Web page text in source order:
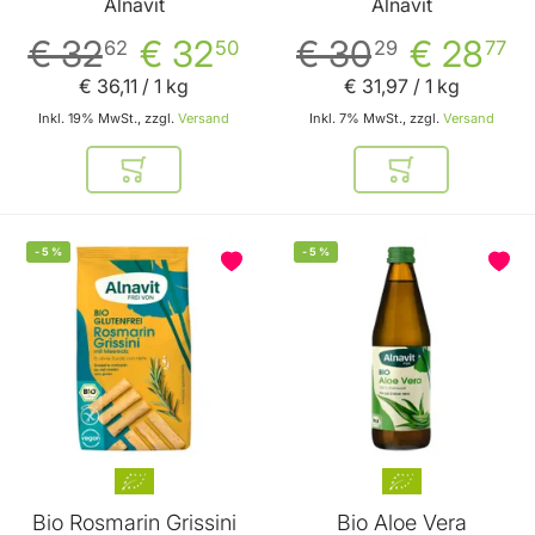
€ 3250
€ 3262
Inkl. 19% MwSt., zzgl. Versand
€ 36,11 / 1 kg
In den Warenkorb
€ 2877
€ 3029
Inkl. 7% MwSt., zzgl. Versand
€ 31,97/ 1 kg
In den
-5 %
Bio Rosmarin Grissini
-5 %
Bio Aloe Vera